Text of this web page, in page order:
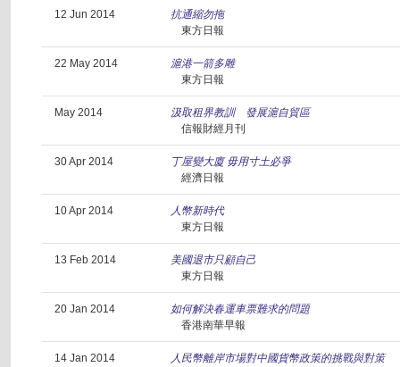
12 Jun 2014
抗通縮勿拖
東方日報
22 May 2014
滬港一箭多雕
東方日報
May 2014
汲取租界教訓 發展滬自貿區
信報財經月刊
30 Apr 2014
丁屋變大廈 毋用寸土必爭
經濟日報
10 Apr 2014
人幣新時代
東方日報
13 Feb 2014
美國退市只顧自己
東方日報
20 Jan 2014
如何解決春運車票難求的問題
香港南華早報
14 Jan 2014
人民幣離岸市場對中國貨幣政策的挑戰與對策